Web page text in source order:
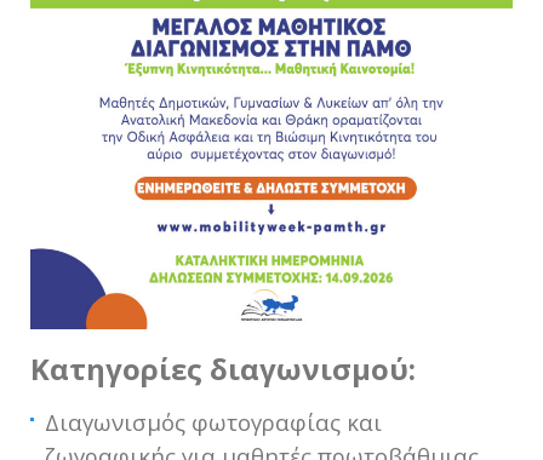
Κατηγορίες διαγωνισμού:
Διαγωνισμός φωτογραφίας και